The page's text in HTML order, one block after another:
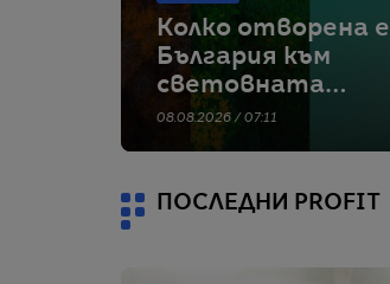
Колко отворена е
България към
световната
икономика отвъд
08.08.2026 / 07:11
ПОСЛЕДНИ PROFIT